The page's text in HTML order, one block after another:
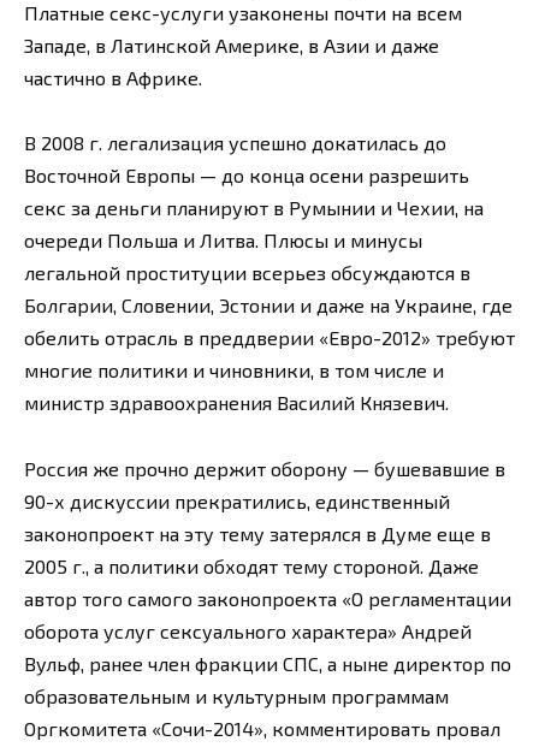
Платные секс-услуги узаконены почти на всем
Западе, в Латинской Америке, в Азии и даже
частично в Африке.
В 2008 г. легализация успешно докатилась до
Восточной Европы — до конца осени разрешить
секс за деньги планируют в Румынии и Чехии, на
очереди Польша и Литва. Плюсы и минусы
легальной проституции всерьез обсуждаются в
Болгарии, Словении, Эстонии и даже на Украине, где
обелить отрасль в преддверии «Евро-2012» требуют
многие политики и чиновники, в том числе и
министр здравоохранения Василий Князевич.
Россия же прочно держит оборону — бушевавшие в
90-х дискуссии прекратились, единственный
законопроект на эту тему затерялся в Думе еще в
2005 г., а политики обходят тему стороной. Даже
автор того самого законопроекта «О регламентации
оборота услуг сексуального характера» Андрей
Вульф, ранее член фракции СПС, а ныне директор по
образовательным и культурным программам
Оргкомитета «Сочи-2014», комментировать провал